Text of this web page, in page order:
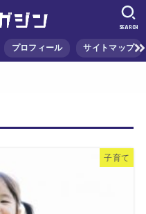
プロフィール サイトマップ
SEARCH
子育て